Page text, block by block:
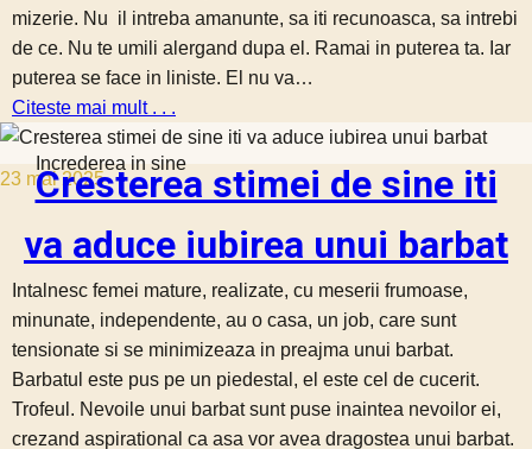
mizerie. Nu il intreba amanunte, sa iti recunoasca, sa intrebi
de ce. Nu te umili alergand dupa el. Ramai in puterea ta. Iar
puterea se face in liniste. El nu va…
Citeste mai mult . . .
23 mai 2025
Increderea in sine
Cresterea stimei de sine iti
va aduce iubirea unui barbat
Intalnesc femei mature, realizate, cu meserii frumoase,
minunate, independente, au o casa, un job, care sunt
tensionate si se minimizeaza in preajma unui barbat.
Barbatul este pus pe un piedestal, el este cel de cucerit.
Trofeul. Nevoile unui barbat sunt puse inaintea nevoilor ei,
crezand aspirational ca asa vor avea dragostea unui barbat.